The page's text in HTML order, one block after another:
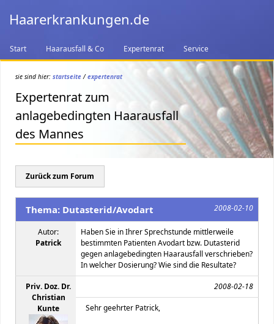
Haarerkrankungen.de
Start Haarausfall & Co Expertenrat Service
sie sind hier: startseite/expertenrat
Expertenrat zum
anlagebedingten Haarausfall
des Mannes
Zurück zum Forum
Thema: Dutasterid/Avodart 2008-02-10
Autor:
Patrick
Haben Sie in Ihrer Sprechstunde mittlerweile
bestimmten Patienten Avodart bzw. Dutasterid
gegen anlagebedingten Haarausfall verschrieben?
In welcher Dosierung? Wie sind die Resultate?
Priv. Doz. Dr.
Christian
Kunte
2008-02-18
Sehr geehrter Patrick,